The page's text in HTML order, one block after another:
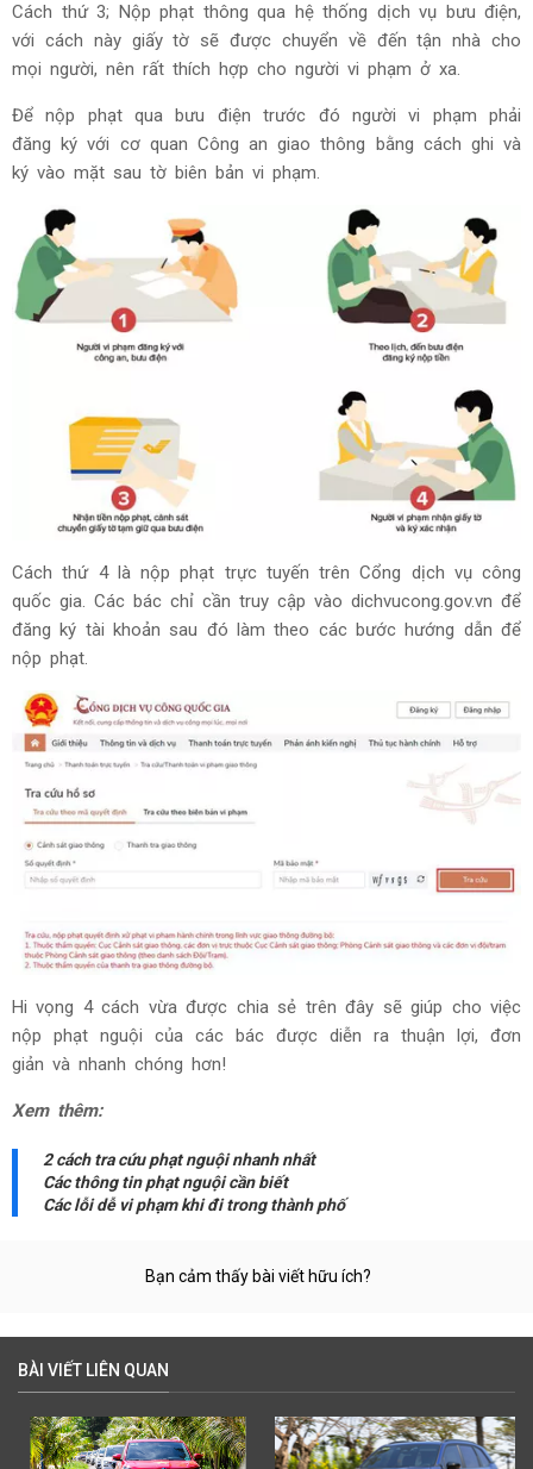
Cách thứ 3; Nộp phạt thông qua hệ thống dịch vụ bưu điện,
với cách này giấy tờ sẽ được chuyển về đến tận nhà cho
mọi người, nên rất thích hợp cho người vi phạm ở xa.
Để nộp phạt qua bưu điện trước đó người vi phạm phải
đăng ký với cơ quan Công an giao thông bằng cách ghi và
ký vào mặt sau tờ biên bản vi phạm.
Cách thứ 4 là nộp phạt trực tuyến trên Cổng dịch vụ công
quốc gia. Các bác chỉ cần truy cập vào dichvucong.gov.vn để
đăng ký tài khoản sau đó làm theo các bước hướng dẫn để
nộp phạt.
Hi vọng 4 cách vừa được chia sẻ trên đây sẽ giúp cho việc
nộp phạt nguội của các bác được diễn ra thuận lợi, đơn
giản và nhanh chóng hơn!
Xem thêm:
2 cách tra cứu phạt nguội nhanh nhất
Các thông tin phạt nguội cần biết
Các lỗi dễ vi phạm khi đi trong thành phố
Bạn cảm thấy bài viết hữu ích?
BÀI VIẾT LIÊN QUAN